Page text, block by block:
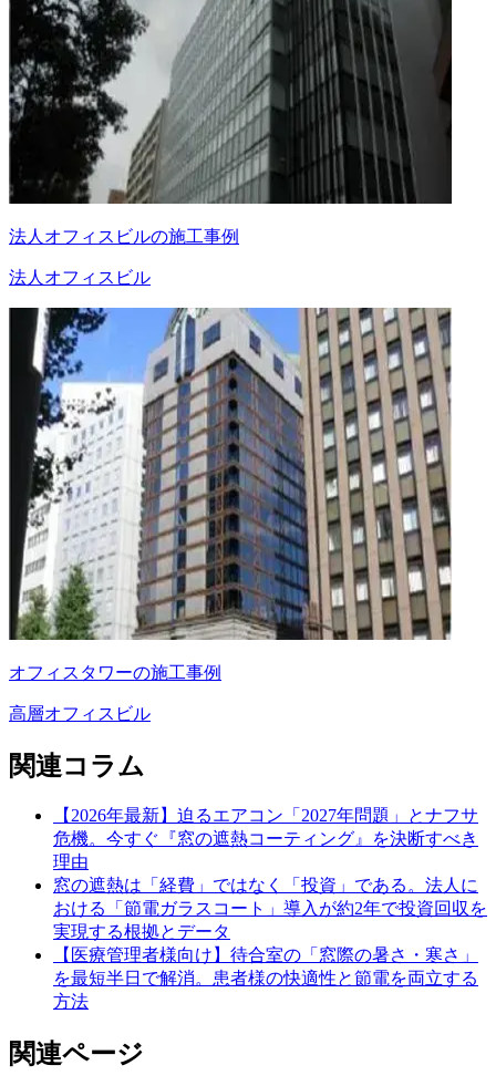
法人オフィスビルの施工事例
法人オフィスビル
オフィスタワーの施工事例
高層オフィスビル
関連コラム
【2026年最新】迫るエアコン「2027年問題」とナフサ
危機。今すぐ『窓の遮熱コーティング』を決断すべき
理由
窓の遮熱は「経費」ではなく「投資」である。法人に
おける「節電ガラスコート」導入が約2年で投資回収を
実現する根拠とデータ
【医療管理者様向け】待合室の「窓際の暑さ・寒さ」
を最短半日で解消。患者様の快適性と節電を両立する
方法
関連ページ